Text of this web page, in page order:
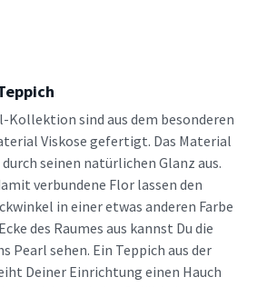
Kollektion sind aus dem besonderen
Viskose gefertigt. Das Material
seinen natürlichen Glanz aus.
verbundene Flor lassen den
in einer etwas anderen Farbe
des Raumes aus kannst Du die
Pearl sehen. Ein Teppich aus der
Deiner Einrichtung einen Hauch